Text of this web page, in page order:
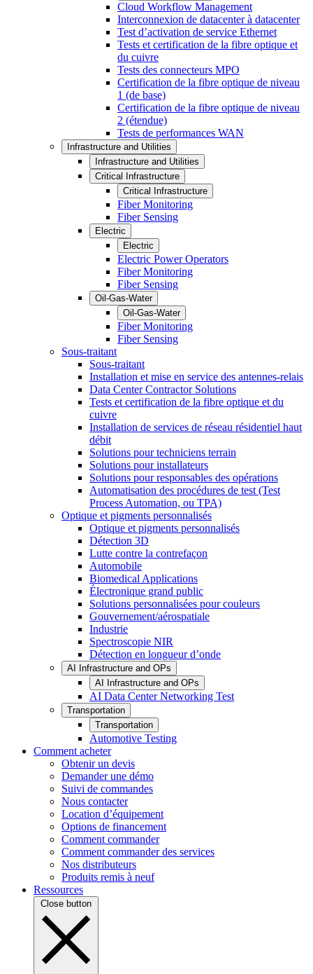
Cloud Workflow Management
Interconnexion de datacenter à datacenter
Test d’activation de service Ethernet
Tests et certification de la fibre optique et
du cuivre
Tests des connecteurs MPO
Certification de la fibre optique de niveau
1 (de base)
Certification de la fibre optique de niveau
2 (étendue)
Tests de performances WAN
Infrastructure and Utilities
Infrastructure and Utilities
Critical Infrastructure
Critical Infrastructure
Fiber Monitoring
Fiber Sensing
Electric
Electric
Electric Power Operators
Fiber Monitoring
Fiber Sensing
Oil-Gas-Water
Oil-Gas-Water
Fiber Monitoring
Fiber Sensing
Sous-traitant
Sous-traitant
Installation et mise en service des antennes-relais
Data Center Contractor Solutions
Tests et certification de la fibre optique et du
cuivre
Installation de services de réseau résidentiel haut
débit
Solutions pour techniciens terrain
Solutions pour installateurs
Solutions pour responsables des opérations
Automatisation des procédures de test (Test
Process Automation, ou TPA)
Optique et pigments personnalisés
Optique et pigments personnalisés
Détection 3D
Lutte contre la contrefaçon
Automobile
Biomedical Applications
Électronique grand public
Solutions personnalisées pour couleurs
Gouvernement/aérospatiale
Industrie
Spectroscopie NIR
Détection en longueur d’onde
AI Infrastructure and OPs
AI Infrastructure and OPs
AI Data Center Networking Test
Transportation
Transportation
Automotive Testing
Comment acheter
Obtenir un devis
Demander une démo
Suivi de commandes
Nous contacter
Location d’équipement
Options de financement
Comment commander
Comment commander des services
Nos distributeurs
Produits remis à neuf
Ressources
Close button